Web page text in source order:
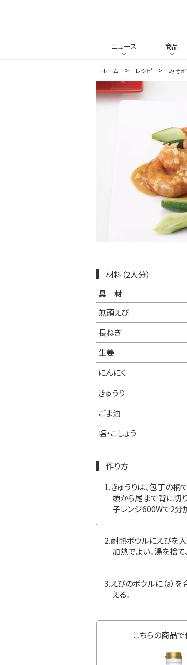
ニュース 商品
ホーム レシピ みそ
材料（2人分）
具材
無頭えび
長ねぎ
生姜
にんにく
きゅうり
ごま油
塩・こしょう
作り方
1.きゅうりは、包丁の柄
頭から尾まで背に切り
子レンジ600Wで2分
2.耐熱ボウルにえびを
加熱でよい。湯を捨て
3.えびのボウルに（a）
える。
こちらの商品